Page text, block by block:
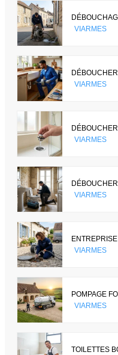
VIARMES
VIARMES
VIARMES
VIARMES
VIARMES
POMPAGE
VIARMES
TOILETTES